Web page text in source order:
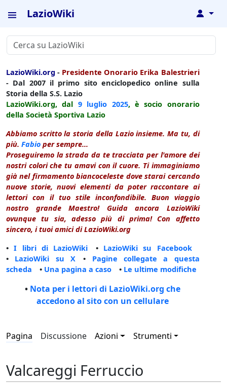
LazioWiki ↓
LazioWiki.org - Presidente Onorario Erika Balestrieri
- Dal 2007 il primo sito enciclopedico online sulla
Storia della S.S. Lazio
LazioWiki.org, dal 9 luglio 2025, è socio onorario
della Società Sportiva Lazio
Abbiamo scritto la storia della Lazio insieme. Ma tu, di
più. Fabio per sempre...
Proseguiremo la strada da te tracciata per l'amore dei
nostri colori che tu amavi con il cuore. Ti immaginiamo
già nel firmamento biancoceleste dove starai cercando
nuove storie, nuovi elementi da poter raccontare ai
lettori con il tuo stile inconfondibile. Buon viaggio
nostro grande Maestro! Guida ancora LazioWiki
ovunque tu sia, adesso più di prima! Con affetto
sincero, i tuoi amici di LazioWiki.org
•I libri di LazioWiki • LazioWiki su Facebook
• LazioWiki su X • Pagine collegate a questa
scheda • Una pagina a caso • Le ultime modifiche
• Nota per i lettori di LazioWiki.org che
accedono al sito con un cellulare
Pagina Discussione Azioni Strumenti
Valcareggi Ferruccio